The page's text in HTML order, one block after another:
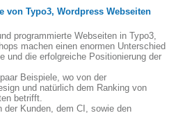
von Typo3, Wordpress Webseiten
programmierte Webseiten in Typo3,
machen einen enormen Unterschied
und die erfolgreiche Positionierung der
Beispiele, wo von der
und natürlich dem Ranking von
betrifft.
der Kunden, dem CI, sowie den